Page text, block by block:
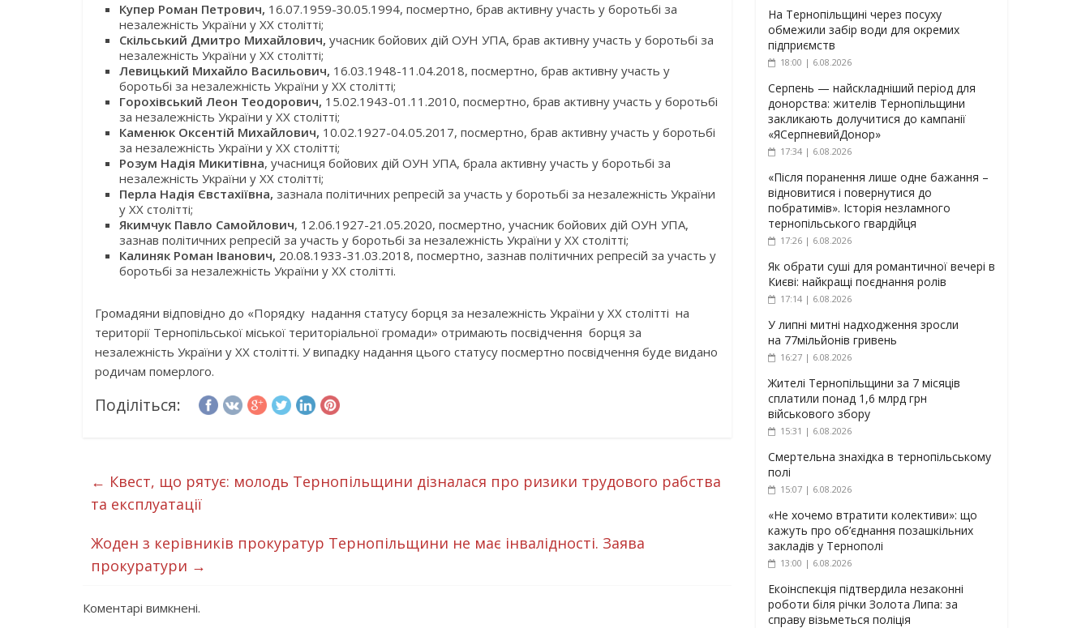
Купер Роман Петрович, 16.07.1959-30.05.1994, посмертно, брав активну участь у боротьбі за
незалежність України у XX столітті;
Скільський Дмитро Михайлович, учасник бойових дій ОУН УПА, брав активну участь у боротьбі за
незалежність України у XX столітті;
Левицький Михайло Васильович, 16.03.1948-11.04.2018, посмертно, брав активну участь у
боротьбі за незалежність України у XX столітті;
Горохівський Леон Теодорович, 15.02.1943-01.11.2010, посмертно, брав активну участь у боротьбі
за незалежність України у XX столітті;
Каменюк Оксентій Михайлович, 10.02.1927-04.05.2017, посмертно, брав активну участь у боротьбі
за незалежність України у XX столітті;
Розум Надія Микитівна, учасниця бойових дій ОУН УПА, брала активну участь у боротьбі за
незалежність України у XX столітті;
Перла Надія Євстахіївна, зазнала політичних репресій за участь у боротьбі за незалежність України
у XX столітті;
Якимчук Павло Самойлович, 12.06.1927-21.05.2020, посмертно, учасник бойових дій ОУН УПА,
зазнав політичних репресій за участь у боротьбі за незалежність України у XX столітті;
Калиняк Роман Іванович, 20.08.1933-31.03.2018, посмертно, зазнав політичних репресій за участь у
боротьбі за незалежність України у XX столітті.
Громадяни відповідно до «Порядку надання статусу борця за незалежність України у XX столітті на
території Тернопільської міської територіальної громади» отримають посвідчення борця за
незалежність України у ХХ столітті. У випадку надання цього статусу посмертно посвідчення буде видано
родичам померлого.
Поділіться:
← Квест, що рятує: молодь Тернопільщини дізналася про ризики трудового рабства
та експлуатації
Жоден з керівників прокуратур Тернопільщини не має інвалідності. Заява
прокуратури →
Коментарі вимкнені.
На Тернопільщині через посуху
обмежили забір води для окремих
підприємств
18:00 | 6.08.2026
Серпень — найскладніший період для
донорства: жителів Тернопільщини
закликають долучитися до кампанії
«ЯСерпневийДонор»
17:34 | 6.08.2026
«Після поранення лише одне бажання –
відновитися і повернутися до
побратимів». Історія незламного
тернопільського гвардійця
17:26 | 6.08.2026
Як обрати суші для романтичної вечері в
Києві: найкращі поєднання ролів
17:14 | 6.08.2026
У липні митні надходження зросли
на 77мільйонів гривень
16:27 | 6.08.2026
Жителі Тернопільщини за 7 місяців
сплатили понад 1,6 млрд грн
військового збору
15:31 | 6.08.2026
Смертельна знахідка в тернопільському
полі
15:07 | 6.08.2026
«Не хочемо втратити колективи»: що
кажуть про об’єднання позашкільних
закладів у Тернополі
13:00 | 6.08.2026
Екоінспекція підтвердила незаконні
роботи біля річки Золота Липа: за
справу візьметься поліція